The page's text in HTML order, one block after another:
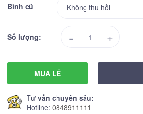
Bình cũ
Số lượng: - +
MUA LẺ
Tư vấn chuyên sâu:
Hotline: 0848911111